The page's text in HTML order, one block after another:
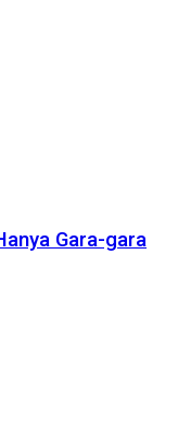
Gara-gara